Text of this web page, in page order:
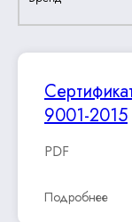
9001-2015
PDF
Подробнее